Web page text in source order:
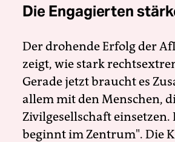
Die Engagierten
Der drohende Erfolg der
zeigt, wie stark
Gerade jetzt braucht es
allem mit den Menschen,
Zivilgesellschaft
beginnt im Zentrum". Die